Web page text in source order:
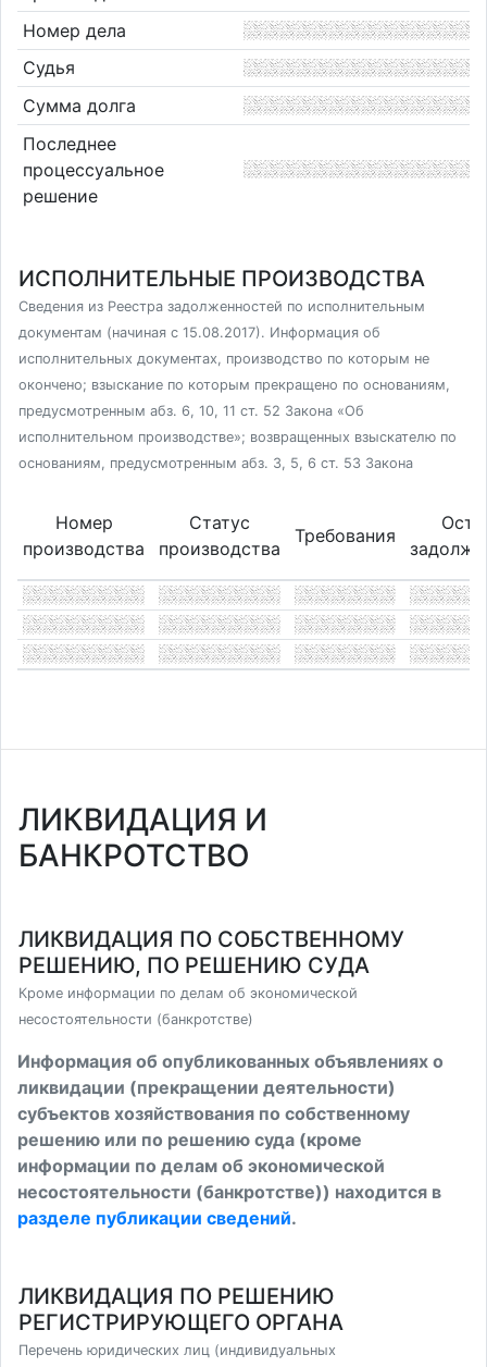
Номер дела
Судья
Сумма долга
Последнее
процессуальное
решение
ИСПОЛНИТЕЛЬНЫЕ ПРОИЗВОДСТВА
Сведения из Реестра задолженностей по исполнительным
документам (начиная с 15.08.2017). Информация об
исполнительных документах, производство по которым не
окончено; взыскание по которым прекращено по основаниям,
предусмотренным абз. 6, 10, 11 ст. 52 Закона «Об
исполнительном производстве»; возвращенных взыскателю по
основаниям, предусмотренным абз. 3, 5, 6 ст. 53 Закона
Номер
производства
Статус
производства
Требования
ЛИКВИДАЦИЯ И
БАНКРОТСТВО
ЛИКВИДАЦИЯ ПО СОБСТВЕННОМУ
РЕШЕНИЮ, ПО РЕШЕНИЮ СУДА
Кроме информации по делам об экономической
несостоятельности (банкротстве)
Информация об опубликованных объявлениях о
ликвидации (прекращении деятельности)
субъектов хозяйствования по собственному
решению или по решению суда (кроме
информации по делам об экономической
несостоятельности (банкротстве)) находится в
разделе публикации сведений.
ЛИКВИДАЦИЯ ПО РЕШЕНИЮ
РЕГИСТРИРУЮЩЕГО ОРГАНА
Перечень юридических лиц (индивидуальных